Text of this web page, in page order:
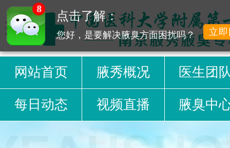
网站首页 腋秀概况 医生团
每日动态 视频直播 腋臭中
8
点击了解：
您好，是要解决腋臭方面困扰吗？ 立